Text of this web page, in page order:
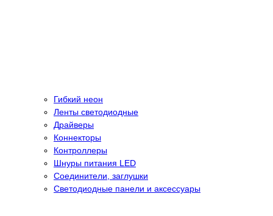
Гибкий неон
Ленты светодиодные
Драйверы
Коннекторы
Контроллеры
Шнуры питания LED
Соединители, заглушки
Светодиодные панели и аксессуары